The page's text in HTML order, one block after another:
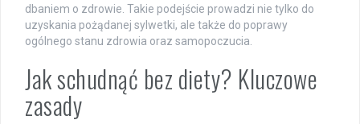
dbaniem o zdrowie. Takie podejście prowadzi nie tylko do
uzyskania pożądanej sylwetki, ale także do poprawy
ogólnego stanu zdrowia oraz samopoczucia.
Jak schudnąć bez diety? Kluczowe
zasady